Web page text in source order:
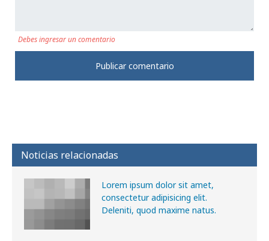
Debes ingresar un comentario
Noticias relacionadas
Lorem ipsum dolor sit amet,
consectetur adipisicing elit.
Deleniti, quod maxime natus.